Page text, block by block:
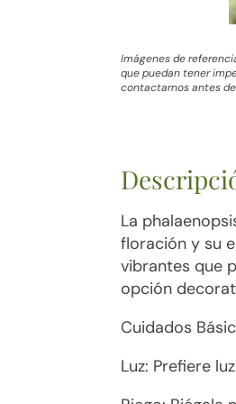
Imágenes de
que puedan tener
contactarnos antes
La
floración y su
vibrantes que
opción
Cuidados
Luz: Prefiere